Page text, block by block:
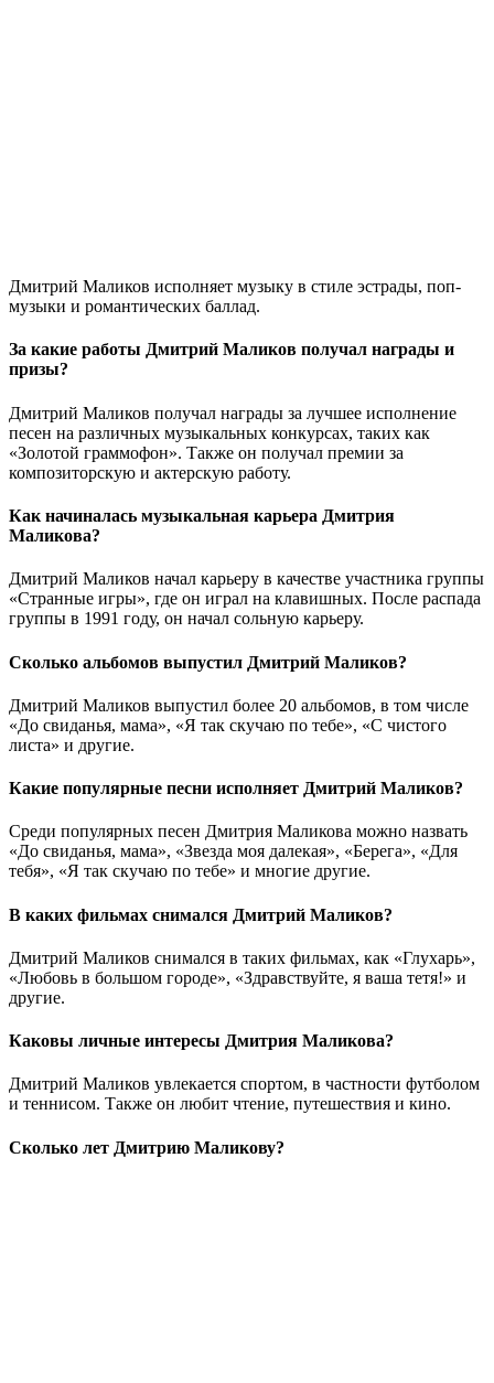
Дмитрий Маликов исполняет музыку в стиле эстрады, поп-
музыки и романтических баллад.
За какие работы Дмитрий Маликов получал награды и
призы?
Дмитрий Маликов получал награды за лучшее исполнение
песен на различных музыкальных конкурсах, таких как
«Золотой граммофон». Также он получал премии за
композиторскую и актерскую работу.
Как начиналась музыкальная карьера Дмитрия
Маликова?
Дмитрий Маликов начал карьеру в качестве участника группы
«Странные игры», где он играл на клавишных. После распада
группы в 1991 году, он начал сольную карьеру.
Сколько альбомов выпустил Дмитрий Маликов?
Дмитрий Маликов выпустил более 20 альбомов, в том числе
«До свиданья, мама», «Я так скучаю по тебе», «С чистого
листа» и другие.
Какие популярные песни исполняет Дмитрий Маликов?
Среди популярных песен Дмитрия Маликова можно назвать
«До свиданья, мама», «Звезда моя далекая», «Берега», «Для
тебя», «Я так скучаю по тебе» и многие другие.
В каких фильмах снимался Дмитрий Маликов?
Дмитрий Маликов снимался в таких фильмах, как «Глухарь»,
«Любовь в большом городе», «Здравствуйте, я ваша тетя!» и
другие.
Каковы личные интересы Дмитрия Маликова?
Дмитрий Маликов увлекается спортом, в частности футболом
и теннисом. Также он любит чтение, путешествия и кино.
Сколько лет Дмитрию Маликову?